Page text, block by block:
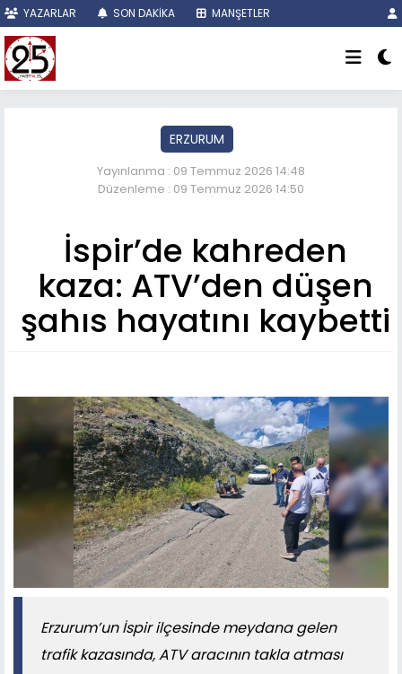
YAZARLAR SON DAKİKA MANŞETLER
ERZURUM
Yayınlanma : 09 Temmuz 2026 14:48
Düzenleme : 09 Temmuz 2026 14:50
İspir’de kahreden
kaza: ATV’den düşen
şahıs hayatını kaybetti
Erzurum’un İspir ilçesinde meydana gelen
trafik kazasında, ATV aracının takla atması